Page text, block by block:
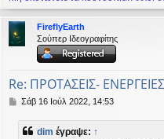
FireflyEarth
Σούπερ Ιδεογραφίτης
Re: ΠΡΟΤΑΣΕΙΣ-
Δ
μ
Σάβ 16 Ιούλ 2022, 14:53
dim έγραψε: ↑